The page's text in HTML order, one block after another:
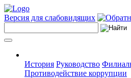
Версия для слабовидящих
История Руководство
Противодействие коррупции